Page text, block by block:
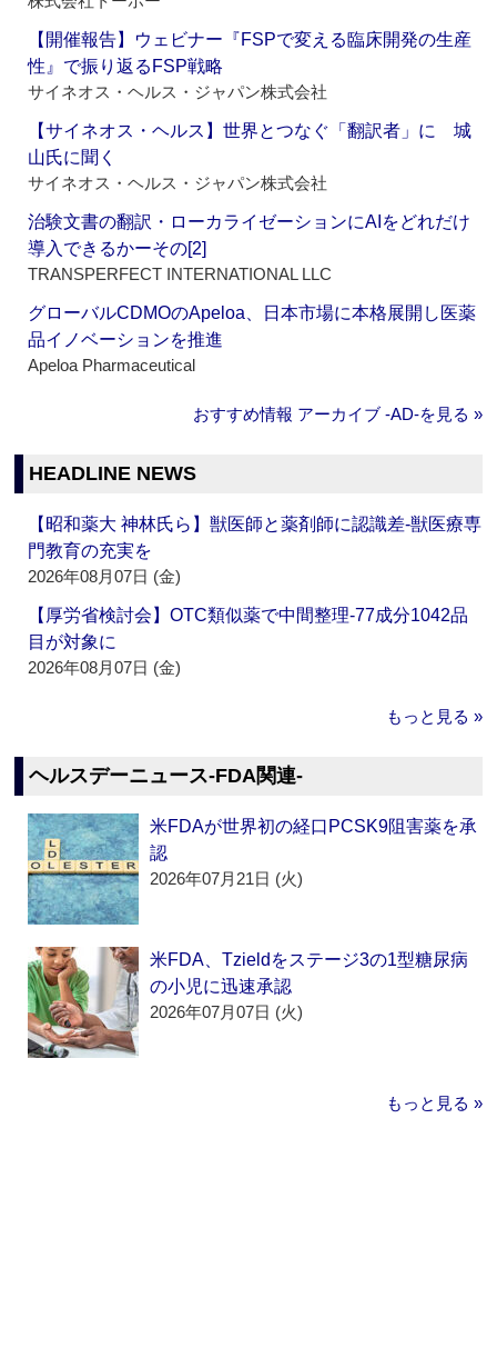
【開催報告】ウェビナー『FSPで変える臨床開発の生産
性』で振り返るFSP戦略
サイネオス・ヘルス・ジャパン株式会社
【サイネオス・ヘルス】世界とつなぐ「翻訳者」に 城
山氏に聞く
サイネオス・ヘルス・ジャパン株式会社
治験文書の翻訳・ローカライゼーションにAIをどれだけ
導入できるかーその[2]
TRANSPERFECT INTERNATIONAL LLC
グローバルCDMOのApeloa、日本市場に本格展開し医薬
品イノベーションを推進
Apeloa Pharmaceutical
おすすめ情報 アーカイブ ‐AD‐を見る »
HEADLINE NEWS
【昭和薬大 神林氏ら】獣医師と薬剤師に認識差‐獣医療専
門教育の充実を
2026年08月07日 (金)
【厚労省検討会】OTC類似薬で中間整理‐77成分1042品
目が対象に
2026年08月07日 (金)
もっと見る »
ヘルスデーニュース‐FDA関連‐
米FDAが世界初の経口PCSK9阻害薬を承
認
2026年07月21日 (火)
米FDA、Tzieldをステージ3の1型糖尿病
の小児に迅速承認
2026年07月07日 (火)
もっと見る »